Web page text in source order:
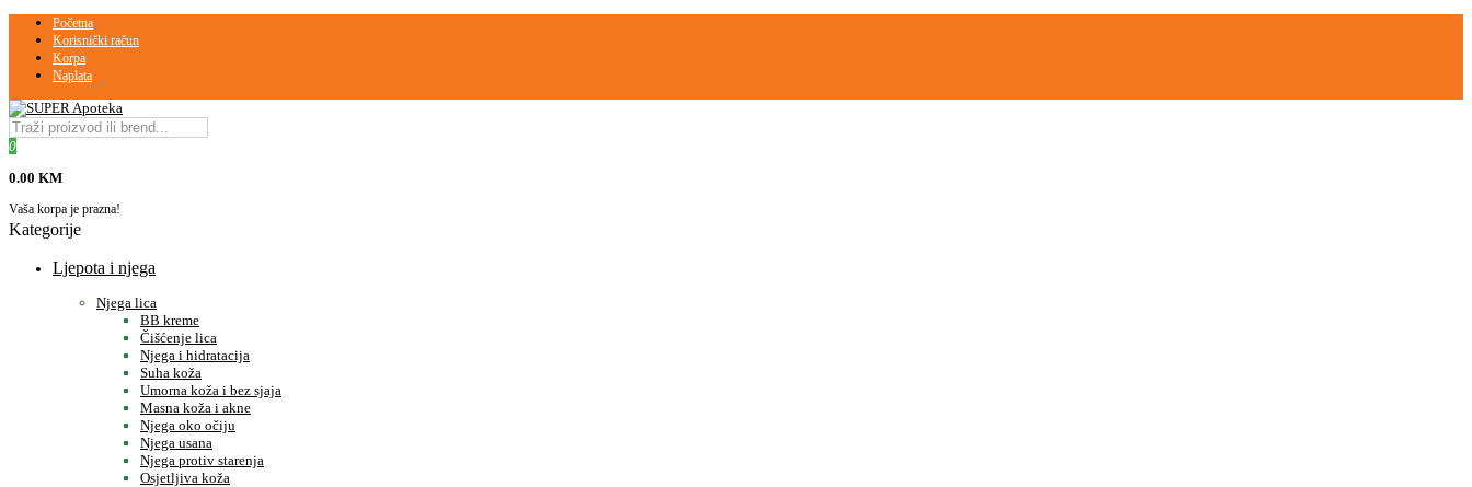
Početna
Korisnički račun
Korpa
Naplata
0
0.00 KM
Vaša korpa je prazna!
Kategorije
Ljepota i njega
Njega lica
BB kreme
Čišćenje lica
Njega i hidratacija
Suha koža
Umorna koža i bez sjaja
Masna koža i akne
Njega oko očiju
Njega usana
Njega protiv starenja
Osjetljiva koža